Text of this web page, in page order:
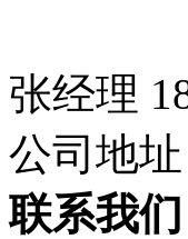
张经理
公司地址
联系我们